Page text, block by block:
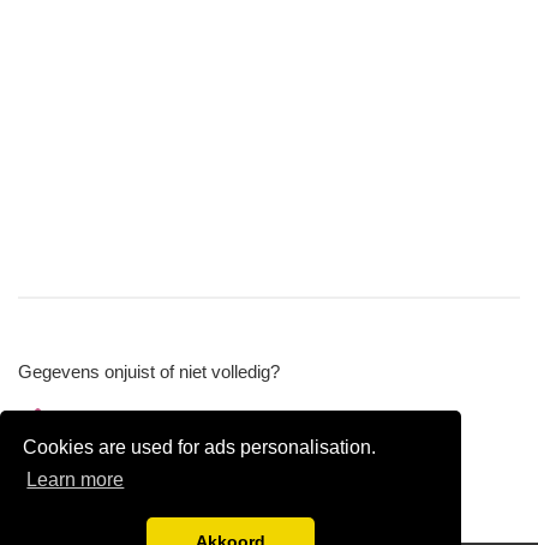
Cookies are used for ads personalisation.
Learn more
Gegevens onjuist of niet volledig?